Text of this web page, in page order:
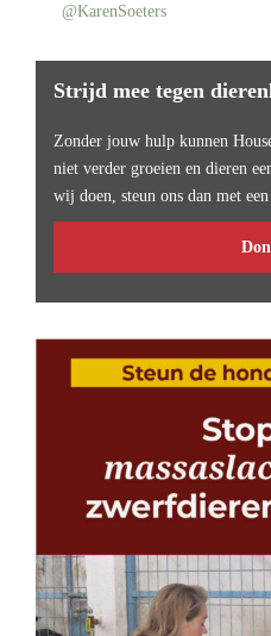
@KarenSoeters
Strijd mee tegen
Zonder jouw hulp kunnen
niet verder groeien en dieren
wij doen, steun ons dan met